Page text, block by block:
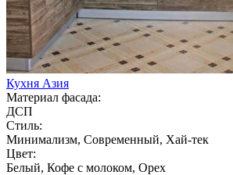
Кухня Азия
Материал фасада:
ДСП
Стиль:
Минимализм, Современный, Хай-тек
Цвет:
Белый, Кофе с молоком, Орех